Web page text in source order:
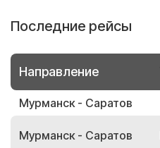
Последние рейсы
Направление
Мурманск - Саратов
Мурманск - Саратов